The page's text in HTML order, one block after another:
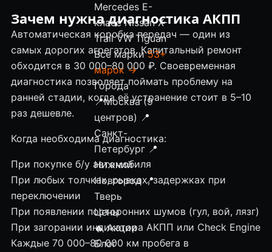
Mercedes E-
класс Nissan X-
Trail VW Tiguan
Все марки 53+
марок →
Города
📍Москва (9
центров) 📍
Санкт-
Петербург 📍
Нижний
Новгород 📍
Тверь
Цены
🔥 Акции
Блог
Зачем нужна диагностика АКПП
Автоматическая коробка передач — один из
самых дорогих агрегатов. Капитальный ремонт
обходится в 30 000–80 000 ₽. Своевременная
диагностика позволяет поймать проблему на
ранней стадии, когда её устранение стоит в 5–10
раз дешевле.
Когда необходима диагностика:
При покупке б/у автомобиля
При любых толчках, рывках, задержках при
переключении
При появлении посторонних шумов (гул, вой, лязг)
При загорании индикатора АКПП или Check Engine
Каждые 70 000–80 000 км пробега в